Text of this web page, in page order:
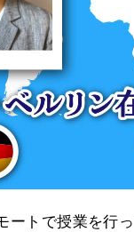
ートで授業を行